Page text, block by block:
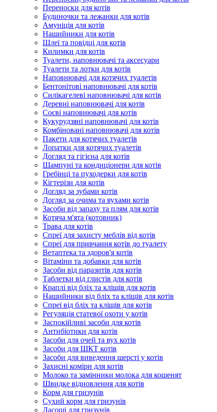
Переноски для котів
Будиночки та лежанки для котів
Амуніція для котів
Нашийники для котів
Шлеї та повідці для котів
Килимки для котів
Туалети, наповнювачі та аксесуари
Туалети та лотки для котів
Наповнювачі для котячих туалетів
Бентонітові наповнювачі для котів
Силікагелеві наповнювачі для котів
Деревні наповнювачі для котів
Соєві наповнювачі для котів
Кукурудзяні наповнювачі для котів
Комбіновані наповнювачі для котів
Пакети для котячих туалетів
Лопатки для котячих туалетів
Догляд та гігієна для котів
Шампуні та кондиціонери для котів
Гребінці та пуходерки для котів
Кігтерізи для котів
Догляд за зубами котів
Догляд за очима та вухами котів
Засоби від запаху та плям для котів
Котяча м'ята (котовник)
Трава для котів
Спреї для захисту меблів від котів
Спреї для привчання котів до туалету
Ветаптека та здоров'я котів
Вітаміни та добавки для котів
Засоби від паразитів для котів
Таблетки від глистів для котів
Краплі від бліх та кліщів для котів
Нашийники від бліх та кліщів для котів
Спреї від бліх та кліщів для котів
Регуляція статевої охоти у котів
Заспокійливі засоби для котів
Антибіотики для котів
Засоби для очей та вух котів
Засоби для ШКТ котів
Засоби для виведення шерсті у котів
Захисні коміри для котів
Молоко та замінники молока для кошенят
Швидке відновлення для котів
Корм для гризунів
Сухий корм для гризунів
Ласощі для гризунів